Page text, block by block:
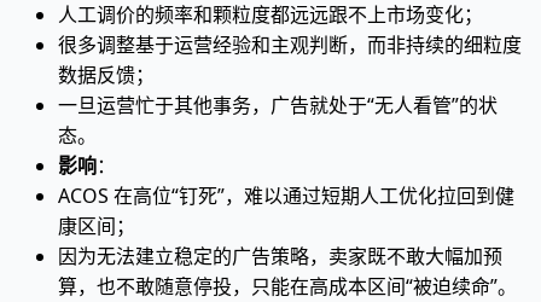
人工调价的频率和颗粒度都远远跟不上市场变化；
很多调整基于运营经验和主观判断，而非持续的细粒度
数据反馈；
一旦运营忙于其他事务，广告就处于“无人看管”的状
态。
影响：
ACOS 在高位“钉死”，难以通过短期人工优化拉回到健
康区间；
因为无法建立稳定的广告策略，卖家既不敢大幅加预
算，也不敢随意停投，只能在高成本区间“被迫续命”。